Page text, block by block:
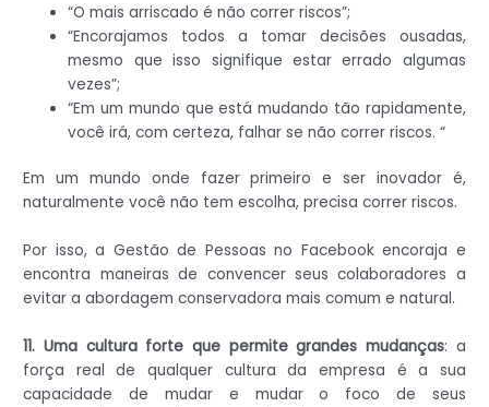
“O mais arriscado é não correr riscos”;
“Encorajamos todos a tomar decisões ousadas,
mesmo que isso signifique estar errado algumas
vezes”;
“Em um mundo que está mudando tão rapidamente,
você irá, com certeza, falhar se não correr riscos. “
Em um mundo onde fazer primeiro e ser inovador é,
naturalmente você não tem escolha, precisa correr riscos.
Por isso, a Gestão de Pessoas no Facebook encoraja e
encontra maneiras de convencer seus colaboradores a
evitar a abordagem conservadora mais comum e natural.
11. Uma cultura forte que permite grandes mudanças: a
força real de qualquer cultura da empresa é a sua
capacidade de mudar e mudar o foco de seus